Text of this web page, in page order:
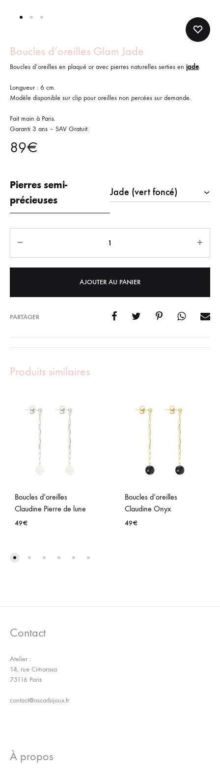
Boucles d’oreilles Glam Jade
Boucles d’oreilles en plaqué or avec pierres naturelles serties en jade.
Longueur : 6 cm.
Modèle disponible sur clip pour oreilles non percées sur demande.
Fait main à Paris.
Garanti 3 ans – SAV Gratuit.
89€
Pierres semi-
précieuses
AJOUTER AU PANIER
PARTAGER
Produits similaires
Boucles d’oreilles
Claudine Pierre de lune
49€
Boucles d’oreilles
Claudine Onyx
49€
Contact
Atelier :
14, rue Cimarosa
75116 Paris
contact@oscarbijoux.fr
À propos